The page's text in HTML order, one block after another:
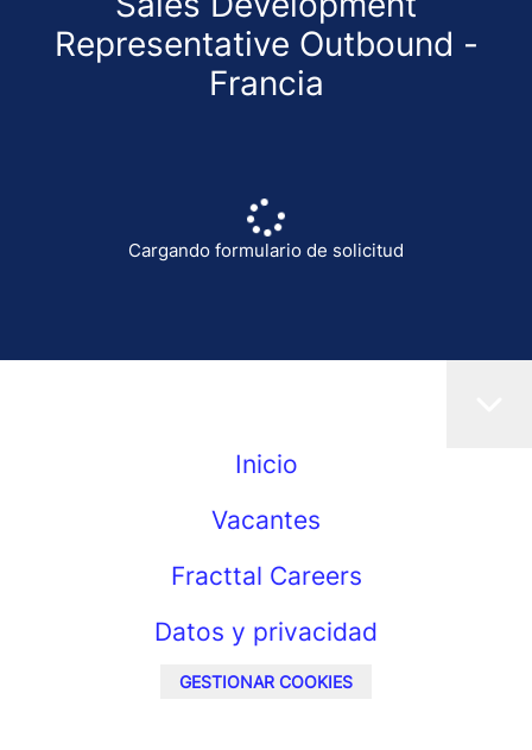
Representative Outbound -
Francia
Cargando formulario de solicitud
Inicio
Vacantes
Fracttal Careers
Datos y privacidad
GESTIONAR COOKIES